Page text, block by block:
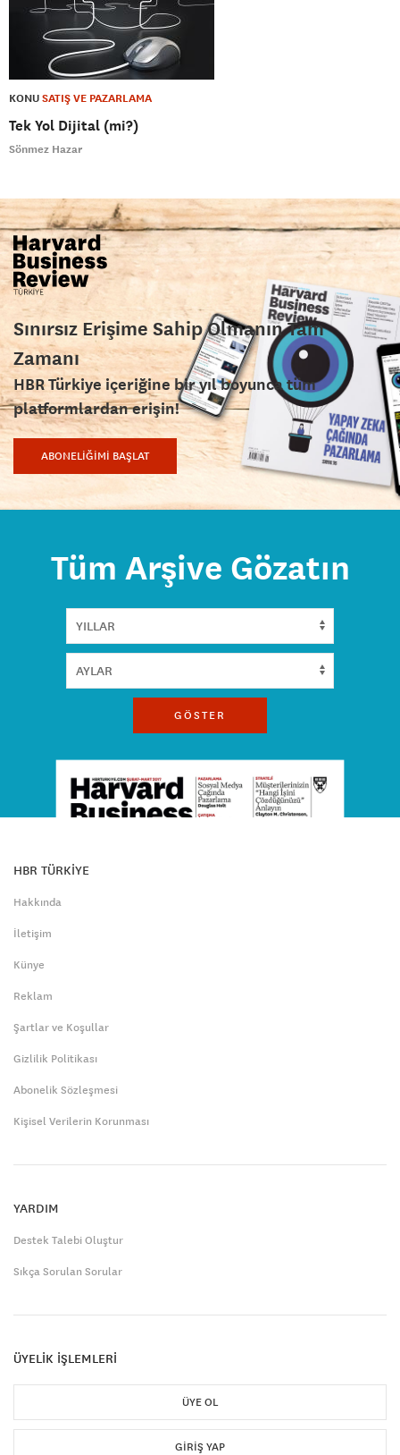
KONUSATIŞ VE PAZARLAMA
Tek Yol Dijital (mi?)
Sönmez Hazar
Sınırsız Erişime Sahip Olmanın Tam
Zamanı
HBR Türkiye içeriğine bir yıl boyunca tüm
platformlardan erişin!
ABONELİĞİMİ BAŞLAT
Tüm Arşive Gözatın
GÖSTER
HBR TÜRKİYE
Hakkında
İletişim
Künye
Reklam
Şartlar ve Koşullar
Gizlilik Politikası
Abonelik Sözleşmesi
Kişisel Verilerin Korunması
YARDIM
Destek Talebi Oluştur
Sıkça Sorulan Sorular
ÜYELİK İŞLEMLERİ
ÜYE OL
GIRIŞ YAP